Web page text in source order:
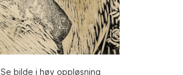
Se bilde i høy oppløsning